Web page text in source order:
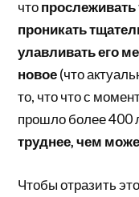
что
проникать
улавливать его
новое(что
то, что что с
прошло более 400
труднее, чем
Чтобы отразить